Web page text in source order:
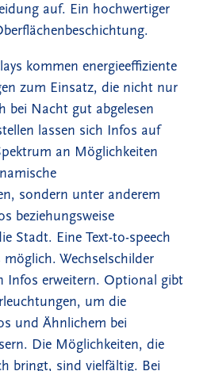
auf. Ein hochwertiger
kommen energieeffiziente
zum Einsatz, die nicht nur
bei Nacht gut abgelesen
lassen sich Infos auf
an Möglichkeiten
sondern unter anderem
beziehungsweise
Stadt. Eine Text-to-speech
Wechselschilder
Infos erweitern. Optional gibt
um die
und Ähnlichem bei
Die Möglichkeiten, die
bringt, sind vielfältig. Bei